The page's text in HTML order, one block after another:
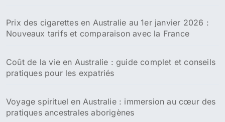
Prix des cigarettes en Australie au 1er janvier 2026 :
Nouveaux tarifs et comparaison avec la France
Coût de la vie en Australie : guide complet et conseils
pratiques pour les expatriés
Voyage spirituel en Australie : immersion au cœur des
pratiques ancestrales aborigènes